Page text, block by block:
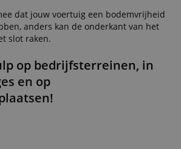
dat jouw voertuig een bodemvrijheid
anders kan de onderkant van het
slot raken.
op bedrijfsterreinen, in
en op